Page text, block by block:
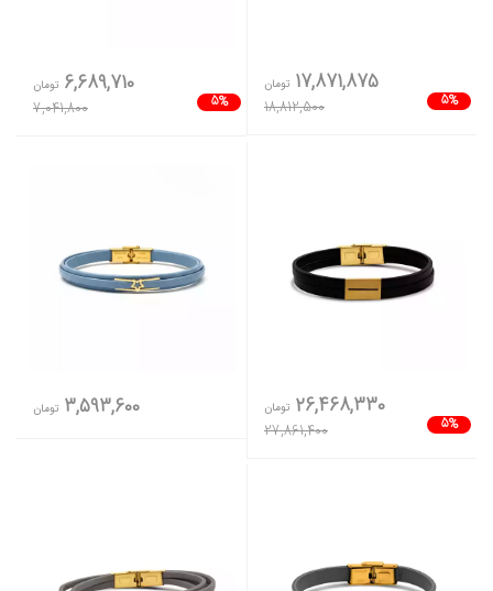
5%
17,871,875 تومان
18,812,500
5%
6,689,710 تومان
7,041,800
5%
26,468,330 تومان
27,861,400
3,593,600 تومان